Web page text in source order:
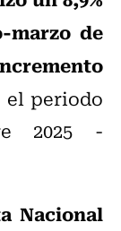
marzo de
periodo
2025 -
Nacional